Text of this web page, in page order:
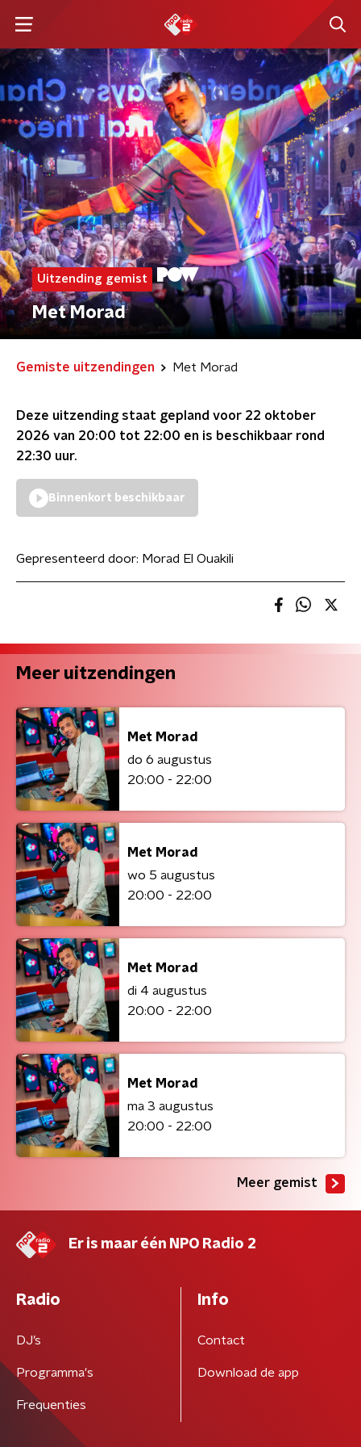
Uitzending gemist
Met Morad
Gemiste uitzendingen Met Morad
Deze uitzending staat gepland voor 22 oktober
2026 van 20:00 tot 22:00 en is beschikbaar rond
22:30 uur.
Binnenkort beschikbaar
Gepresenteerd door: Morad El Ouakili
Meer uitzendingen
Met Morad
do 6 augustus
20:00 - 22:00
Met Morad
wo 5 augustus
20:00 - 22:00
Met Morad
di 4 augustus
20:00 - 22:00
Met Morad
ma 3 augustus
20:00 - 22:00
Meer gemist
Er is maar één NPO Radio 2
Radio
DJ’s
Programma's
Frequenties
Info
Contact
Download de app